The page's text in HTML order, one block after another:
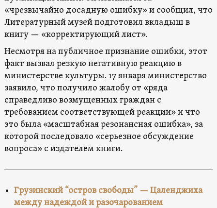
«чрезвычайно досадную ошибку» и сообщил, что
Литературный музей подготовил вкладыш в
книгу — «корректирующий лист».
Несмотря на публичное признание ошибки, этот
факт вызвал резкую негативную реакцию в
министерстве культуры. 17 января министерство
заявило, что получило жалобу от «ряда
справедливо возмущенных граждан с
требованием соответствующей реакции» и что
это была «масштабная резонансная ошибка», за
которой последовало «серьезное обсуждение
вопроса» с издателем книги.
Грузинский “остров свободы” — Цаленджиха
между надеждой и разочарованием